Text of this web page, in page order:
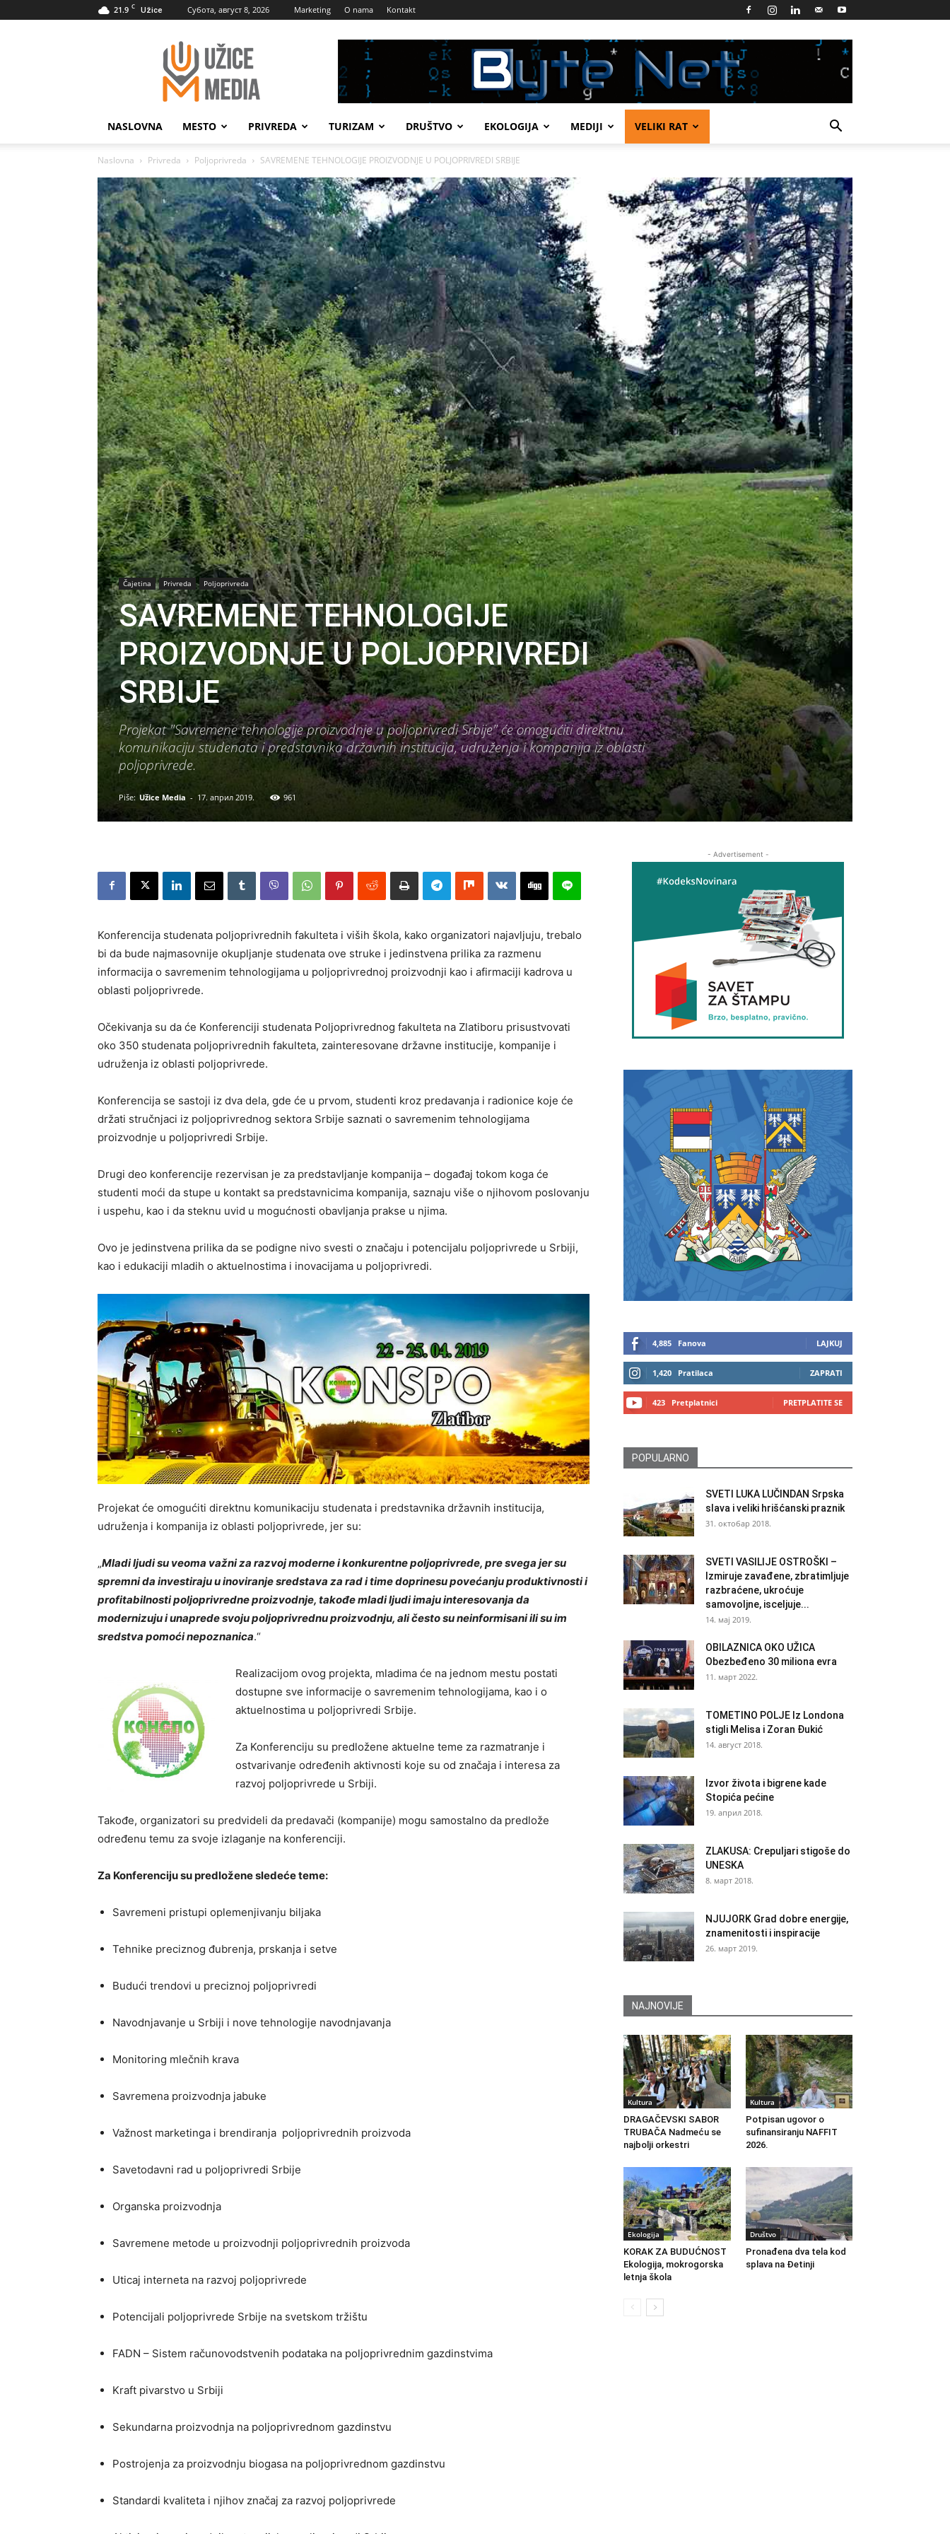
21.9 C Užice Субота, август 8, 2026 Marketing O nama Kontakt
UžiceMedia
NASLOVNA MESTO PRIVREDA TURIZAM DRUŠTVO EKOLOGIJA MEDIJI VELIKI RAT
Naslovna Privreda Poljoprivreda SAVREMENE TEHNOLOGIJE PROIZVODNJE U POLJOPRIVREDI SRBIJE
Čajetina Privreda Poljoprivreda
SAVREMENE TEHNOLOGIJE
PROIZVODNJE U POLJOPRIVREDI
SRBIJE
Projekat "Savremene tehnologije proizvodnje u poljoprivredi Srbije" će omogućiti direktnu
komunikaciju studenata i predstavnika državnih institucija, udruženja i kompanija iz oblasti
poljoprivrede.
Piše: Užice Media - 17. април 2019. 961
Konferencija studenata poljoprivrednih fakulteta i viših škola, kako organizatori najavljuju, trebalo
bi da bude najmasovnije okupljanje studenata ove struke i jedinstvena prilika za razmenu
informacija o savremenim tehnologijama u poljoprivrednoj proizvodnji kao i afirmaciji kadrova u
oblasti poljoprivrede.
Očekivanja su da će Konferenciji studenata Poljoprivrednog fakulteta na Zlatiboru prisustvovati
oko 350 studenata poljoprivrednih fakulteta, zainteresovane državne institucije, kompanije i
udruženja iz oblasti poljoprivrede.
Konferencija se sastoji iz dva dela, gde će u prvom, studenti kroz predavanja i radionice koje će
držati stručnjaci iz poljoprivrednog sektora Srbije saznati o savremenim tehnologijama
proizvodnje u poljoprivredi Srbije.
Drugi deo konferencije rezervisan je za predstavljanje kompanija – događaj tokom koga će
studenti moći da stupe u kontakt sa predstavnicima kompanija, saznaju više o njihovom poslovanju
i uspehu, kao i da steknu uvid u mogućnosti obavljanja prakse u njima.
Ovo je jedinstvena prilika da se podigne nivo svesti o značaju i potencijalu poljoprivrede u Srbiji,
kao i edukaciji mladih o aktuelnostima i inovacijama u poljoprivredi.
Projekat će omogućiti direktnu komunikaciju studenata i predstavnika državnih institucija,
udruženja i kompanija iz oblasti poljoprivrede, jer su:
„Mladi ljudi su veoma važni za razvoj moderne i konkurentne poljoprivrede, pre svega jer su
spremni da investiraju u inoviranje sredstava za rad i time doprinesu povećanju produktivnosti i
profitabilnosti poljoprivredne proizvodnje, takođe mladi ljudi imaju interesovanja da
modernizuju i unaprede svoju poljoprivrednu proizvodnju, ali često su neinformisani ili su im
sredstva pomoći nepoznanica.“
Realizacijom ovog projekta, mladima će na jednom mestu postati
dostupne sve informacije o savremenim tehnologijama, kao i o
aktuelnostima u poljoprivredi Srbije.
Za Konferenciju su predložene aktuelne teme za razmatranje i
ostvarivanje određenih aktivnosti koje su od značaja i interesa za
razvoj poljoprivrede u Srbiji.
Takođe, organizatori su predvideli da predavači (kompanije) mogu samostalno da predlože
određenu temu za svoje izlaganje na konferenciji.
Za Konferenciju su predložene sledeće teme:
Savremeni pristupi oplemenjivanju biljaka
Tehnike preciznog đubrenja, prskanja i setve
Budući trendovi u preciznoj poljoprivredi
Navodnjavanje u Srbiji i nove tehnologije navodnjavanja
Monitoring mlečnih krava
Savremena proizvodnja jabuke
Važnost marketinga i brendiranja poljoprivrednih proizvoda
Savetodavni rad u poljoprivredi Srbije
Organska proizvodnja
Savremene metode u proizvodnji poljoprivrednih proizvoda
Uticaj interneta na razvoj poljoprivrede
Potencijali poljoprivrede Srbije na svetskom tržištu
FADN – Sistem računovodstvenih podataka na poljoprivrednim gazdinstvima
Kraft pivarstvo u Srbiji
Sekundarna proizvodnja na poljoprivrednom gazdinstvu
Postrojenja za proizvodnju biogasa na poljoprivrednom gazdinstvu
Standardi kvaliteta i njihov značaj za razvoj poljoprivrede
- Advertisement -
4,885 Fanova LAJKUJ
1,420 Pratilaca ZAPRATI
423 Pretplatnici PRETPLATITE SE
POPULARNO
SVETI LUKA LUČINDAN Srpska
slava i veliki hrišćanski praznik
31. октобар 2018.
SVETI VASILIJE OSTROŠKI –
Izmiruje zavađene, zbratimljuje
razbraćene, ukroćuje
samovoljne, isceljuje...
14. мај 2019.
OBILAZNICA OKO UŽICA
Obezbeđeno 30 miliona evra
11. март 2022.
TOMETINO POLJE Iz Londona
stigli Melisa i Zoran Đukić
14. август 2018.
Izvor života i bigrene kade
Stopića pećine
19. април 2018.
ZLAKUSA: Crepuljari stigoše do
UNESKA
8. март 2018.
NJUJORK Grad dobre energije,
znamenitosti i inspiracije
26. март 2019.
NAJNOVIJE
Kultura
DRAGAČEVSKI SABOR
TRUBAČA Nadmeću se
najbolji orkestri
Kultura
Potpisan ugovor o
sufinansiranju NAFFIT
2026.
Ekologija
KORAK ZA BUDUĆNOST
Ekologija, mokrogorska
letnja škola
Društvo
Pronađena dva tela kod
splava na Đetinji